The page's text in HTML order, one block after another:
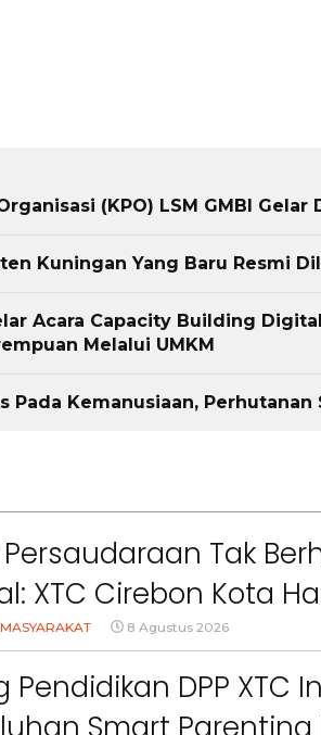
(KPO) LSM GMBI Gelar
Kuningan Yang Baru Resmi
Acara Capacity Building
Melalui UMKM
Pada Kemanusiaan,
Tak
XTC Cirebon Kota
8 Agustus 2026
Pendidikan DPP XTC
Berita
Empat Tahun Janji Membeku,
Sawah Rusak: Ahli Waris
Tagih Tanggung Jawab